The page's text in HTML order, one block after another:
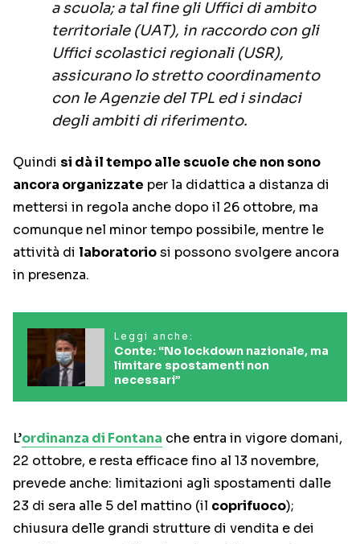
a scuola; a tal fine gli Uffici di ambito
territoriale (UAT), in raccordo con gli
Uffici scolastici regionali (USR),
assicurano lo stretto coordinamento
con le Agenzie del TPL ed i sindaci
degli ambiti di riferimento.
Quindi si dà il tempo alle scuole che non sono
ancora organizzate per la didattica a distanza di
mettersi in regola anche dopo il 26 ottobre, ma
comunque nel minor tempo possibile, mentre le
attività di laboratoriosi possono svolgere ancora
in presenza.
Leggi anche:
Conte: “No lockdown nazionale, ma
limitare spostamenti non
necessari”
L’ordinanza di Fontana che entra in vigore domani,
22 ottobre, e resta efficace fino al 13 novembre,
prevede anche: limitazioni agli spostamenti dalle
23 di sera alle 5 del mattino (il coprifuoco);
chiusura delle grandi strutture di vendita e dei